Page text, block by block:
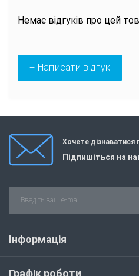
Немає відгуків про цей
+ Написати відгук
Хочете дізнаватися
Підпишіться на
Інформація
Графік роботи